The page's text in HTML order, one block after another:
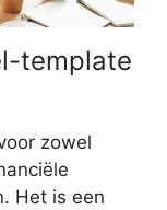
template
zowel
Het is een